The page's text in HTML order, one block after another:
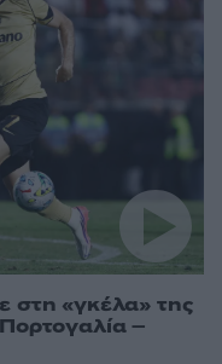
στη «γκέλα» της
–